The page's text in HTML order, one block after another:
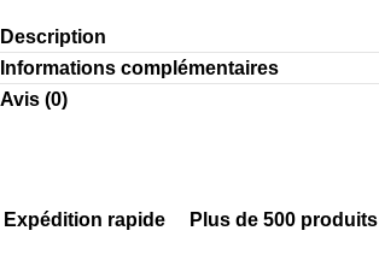
Description
Informations complémentaires
Avis (0)
Expédition rapide Plus de 500 produits